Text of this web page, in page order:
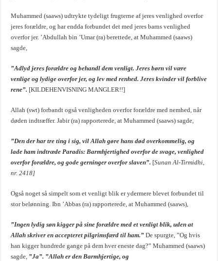
Muhammed (saaws) udtrykte tydeligt frugterne af jeres venlighed overfor
jeres forældre, og har endda forbundet det med jeres barns venlighed
overfor jer. ’Abdullah bin ’Umar (ra) berettede, at Muhammed (saaws)
sagde,
”Adlyd jeres forældre og behandl dem venligt. Jeres børn vil være
venlige og lydige overfor jer, og lev med renhed. Jeres kvinder vil forblive
rene”. [KILDEHENVISNING MANGLER!!]
Allah (swt) forbandt også venligheden overfor forældre med nemhed, når
døden indtræffer. Jabir (ra) rapporterede, at Muhammed (saaws) sagde,
”Den der har tre ting i sig, vil Allah gøre hans død overkommelig, og
lade ham indtræde Paradis: Barmhjertighed overfor de svage, venlighed
overfor forældre, og gode gerninger overfor slaven”. [Sunan Al-Tirmidhi,
nr. 2418]
Også noget så simpelt som et venligt blik er ydermere blevet forbundet til
stor belønning. Ibn ’Abbas (ra) rapporterede, at Muhammed (saaws),
”Ingen lydig søn kigger på sine forældre med et venligt blik, uden at
Allah skriver en accepteret pilgrimsfærd til ham.” De spurgte, ”Og hvis
han kigger hundrede gange på dem hver eneste dag?” Muhammed (saaws)
sagde, ”Ja”. ”Allah er den Barmhjertige, og